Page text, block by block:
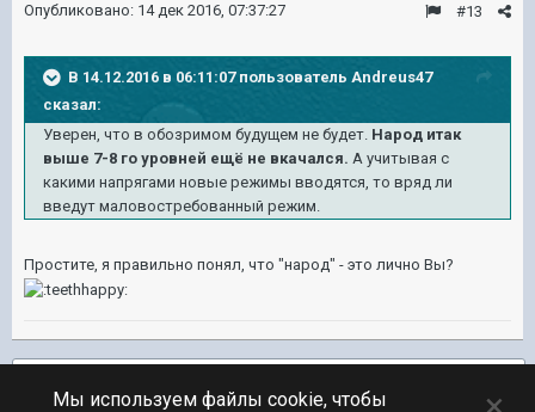
#13
Опубликовано: 14 дек 2016, 07:37:27
В 14.12.2016 в 06:11:07 пользователь Andreus47
сказал:
Уверен, что в обозримом будущем не будет. Народ итак
выше 7-8 го уровней ещё не вкачался. А учитывая с
какими напрягами новые режимы вводятся, то вряд ли
введут маловостребованный режим.
Простите, я правильно понял, что "народ" - это лично Вы?
Мы используем файлы cookie, чтобы